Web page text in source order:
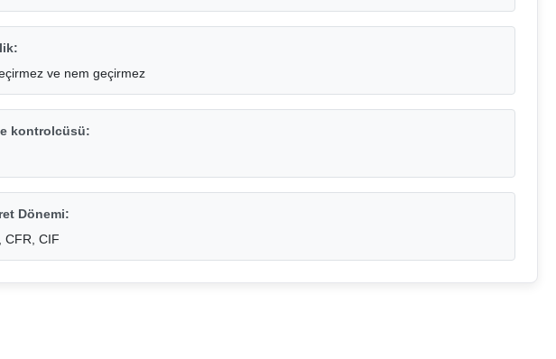
ve nem geçirmez
kontrolcüsü:
Dönemi:
CFR, CIF